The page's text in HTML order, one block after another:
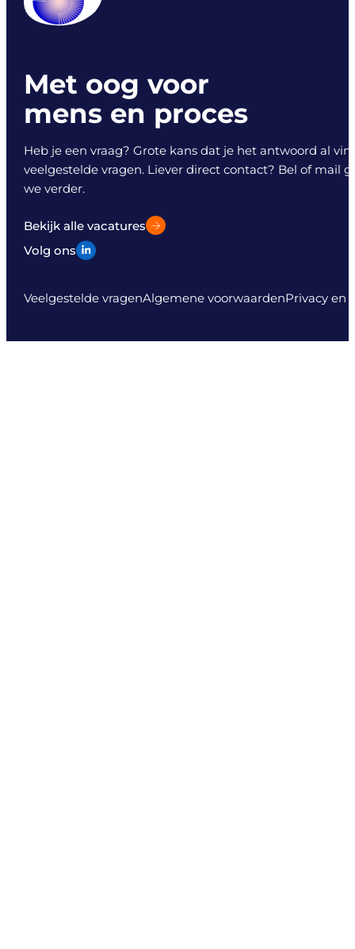
Met oog voor
mens en proces
Heb je een vraag? Grote kans dat je het antwoord al
veelgestelde vragen. Liever direct contact? Bel of mail
we verder.
Bekijk alle vacatures
Volg ons
Veelgestelde vragenAlgemene voorwaardenPrivacy en